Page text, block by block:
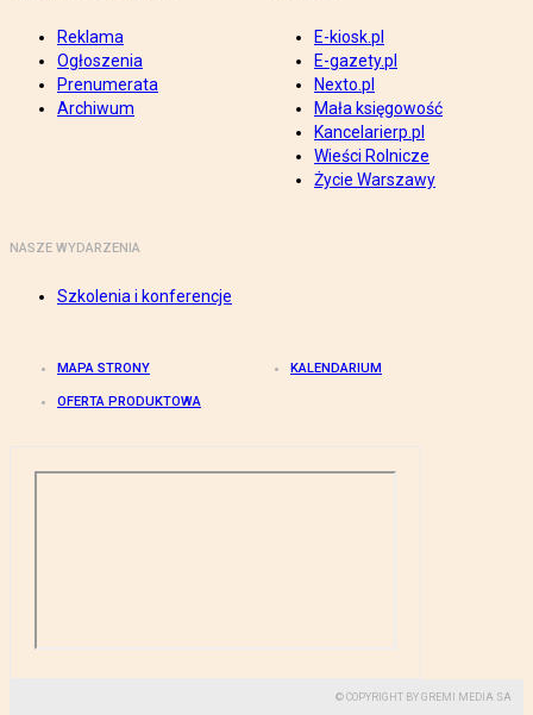
Reklama
Ogłoszenia
Prenumerata
Archiwum
E-kiosk.pl
E-gazety.pl
Nexto.pl
Mała księgowość
Kancelarierp.pl
Wieści Rolnicze
Życie Warszawy
NASZE WYDARZENIA
Szkolenia i konferencje
MAPA STRONY KALENDARIUM
OFERTA PRODUKTOWA
© COPYRIGHT BY GREMI MEDIA SA